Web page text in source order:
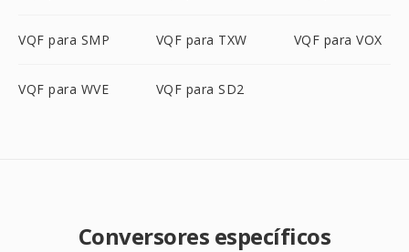
VQF para SMP VQF para TXW VQF para VOX
VQF para WVE VQF para SD2
Conversores específicos